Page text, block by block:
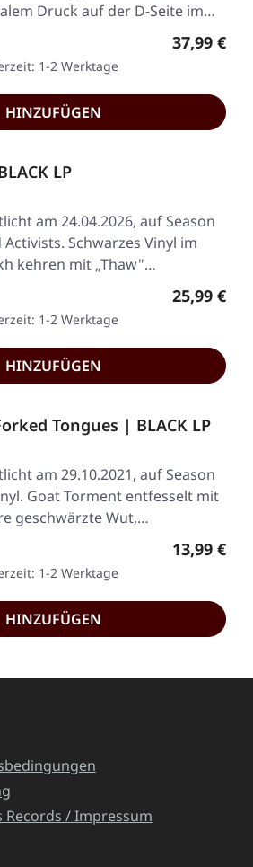
Druck auf der D-Seite im…
Regulärer
37,99 €
1-2 Werktage
HINZUFÜGEN
LP
am 24.04.2026, auf Season
Schwarzes Vinyl im
kehren mit „Thaw"…
Regulärer
25,99 €
1-2 Werktage
HINZUFÜGEN
Tongues | BLACK LP
am 29.10.2021, auf Season
Goat Torment entfesselt mit
geschwärzte Wut,…
Regulärer
13,99 €
1-2 Werktage
HINZUFÜGEN
Records / Impressum